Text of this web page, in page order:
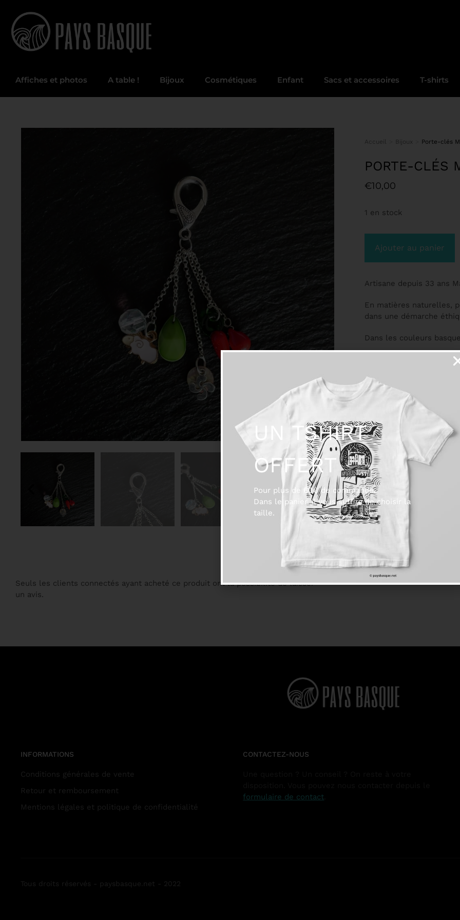
Affiches et photos A table ! Bijoux Cosmétiques Enfant Sacs et accessoires T-shirts
Vous êtes ici :
Accueil Bijoux Porte-clés
PORTE-CLÉS
€10,00
1 en stock
Ajouter au panier
Artisane depuis 33 ans
En matières naturelles,
dans une démarche
Dans les couleurs
La chaîne, les tiges et
Le mousqueton en zinc.
Et les perles sont en
Seuls les clients connectés ayant acheté ce produit ont la possibilité de laisser
un avis.
INFORMATIONS
Conditions générales de vente
Retour et remboursement
Mentions légales et politique de confidentialité
CONTACTEZ-NOUS
formulaire de contact
Tous droits réservés - paysbasque.net - 2022
UN TSHIRT
OFFERT
Pour plus de 60€ de commande.
Dans le panier, il vous suffira de choisir la
taille.